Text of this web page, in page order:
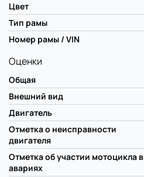
Цвет
Тип рамы
Номер рамы / VIN
Оценки
Общая
Внешний вид
Двигатель
Отметка о неисправности
двигателя
Отметка об участии мотоцикла в
авариях